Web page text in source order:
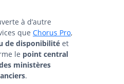
à d’autre
que Chorus Pro,
de disponibilité et
le point central
ministères
.